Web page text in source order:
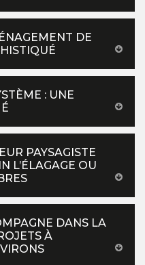
DE
: UNE
PAYSAGISTE
L’ÉLAGAGE OU
DANS LA
À